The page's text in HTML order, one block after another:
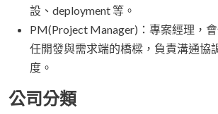
設、deployment 等。
PM(Project Manager)：專案經理，
任開發與需求端的橋樑，負責溝通協
度。
公司分類